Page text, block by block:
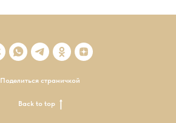
Поделиться страничкой
Back to top